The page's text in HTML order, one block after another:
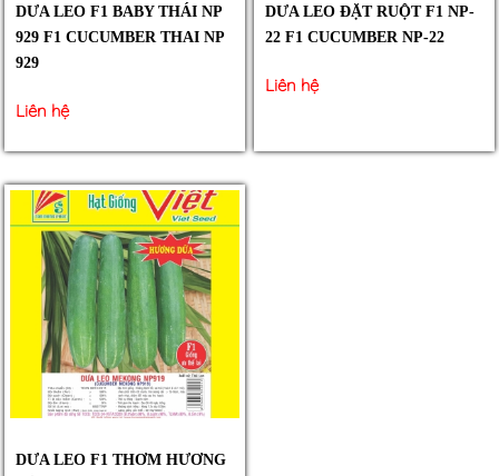
DƯA LEO F1 BABY THÁI NP
929 F1 CUCUMBER THAI NP
929
Liên hệ
DƯA LEO ĐẶT RUỘT F1 NP-
22 F1 CUCUMBER NP-22
Liên hệ
DƯA LEO F1 THƠM HƯƠNG